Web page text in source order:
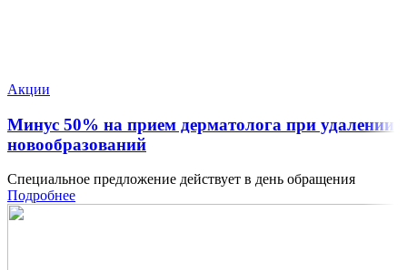
Акции
Минус 50% на прием дерматолога при удалении
новообразований
Специальное предложение действует в день обращения
Подробнее